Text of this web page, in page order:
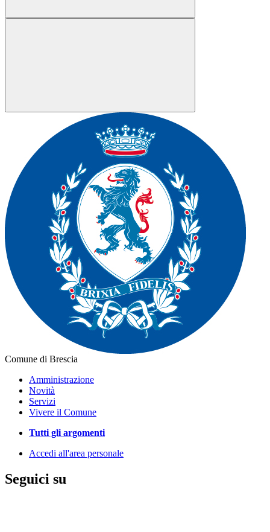
Comune di Brescia
Amministrazione
Novità
Servizi
Vivere il Comune
Tutti gli argomenti
Accedi all'area personale
Seguici su